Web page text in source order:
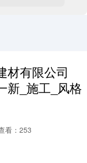
材有限公司
新_施工_风格
看：253